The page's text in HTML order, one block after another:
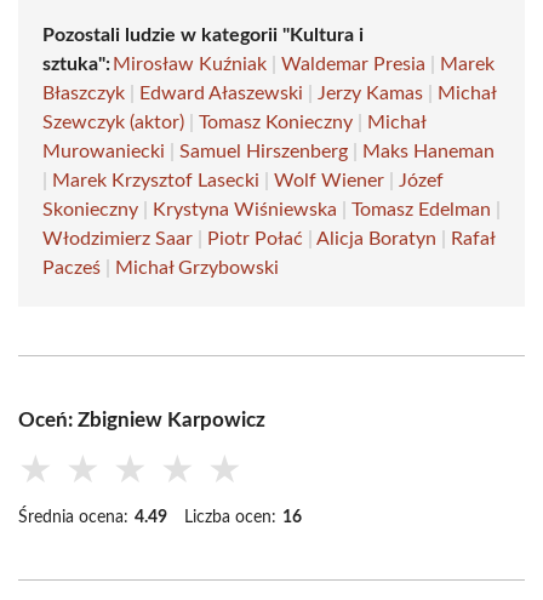
Pozostali ludzie w kategorii "Kultura i
sztuka": Mirosław Kuźniak Waldemar Presia
Marek
Błaszczyk
Edward Ałaszewski Jerzy Kamas
Michał
Szewczyk (aktor)
Tomasz Konieczny
Michał
Murowaniecki
Samuel Hirszenberg
Maks Haneman
Marek Krzysztof Lasecki Wolf Wiener
Józef
Skonieczny
Krystyna Wiśniewska Tomasz Edelman
Włodzimierz Saar
Piotr Połać Alicja Boratyn
Rafał
Pacześ
Michał Grzybowski
Oceń: Zbigniew Karpowicz
★ ★ ★ ★ ★
Średnia ocena: 4.49 Liczba ocen: 16